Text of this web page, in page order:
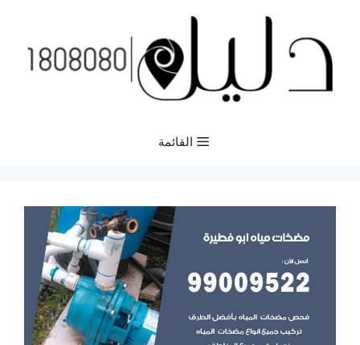
المحتوى
القائمة